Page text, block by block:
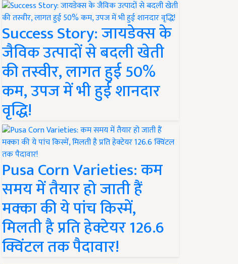
Success Story: जायडेक्स के
जैविक उत्पादों से बदली खेती
की तस्वीर, लागत हुई 50%
कम, उपज में भी हुई शानदार
वृद्धि!
Pusa Corn Varieties: कम
समय में तैयार हो जाती हैं
मक्का की ये पांच किस्में,
मिलती है प्रति हेक्टेयर 126.6
क्विंटल तक पैदावार!